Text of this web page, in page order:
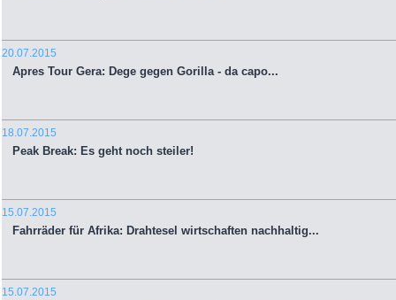
20.07.2015
Apres Tour Gera: Dege gegen Gorilla - da capo...
18.07.2015
Peak Break: Es geht noch steiler!
15.07.2015
Fahrräder für Afrika: Drahtesel wirtschaften nachhaltig...
15.07.2015